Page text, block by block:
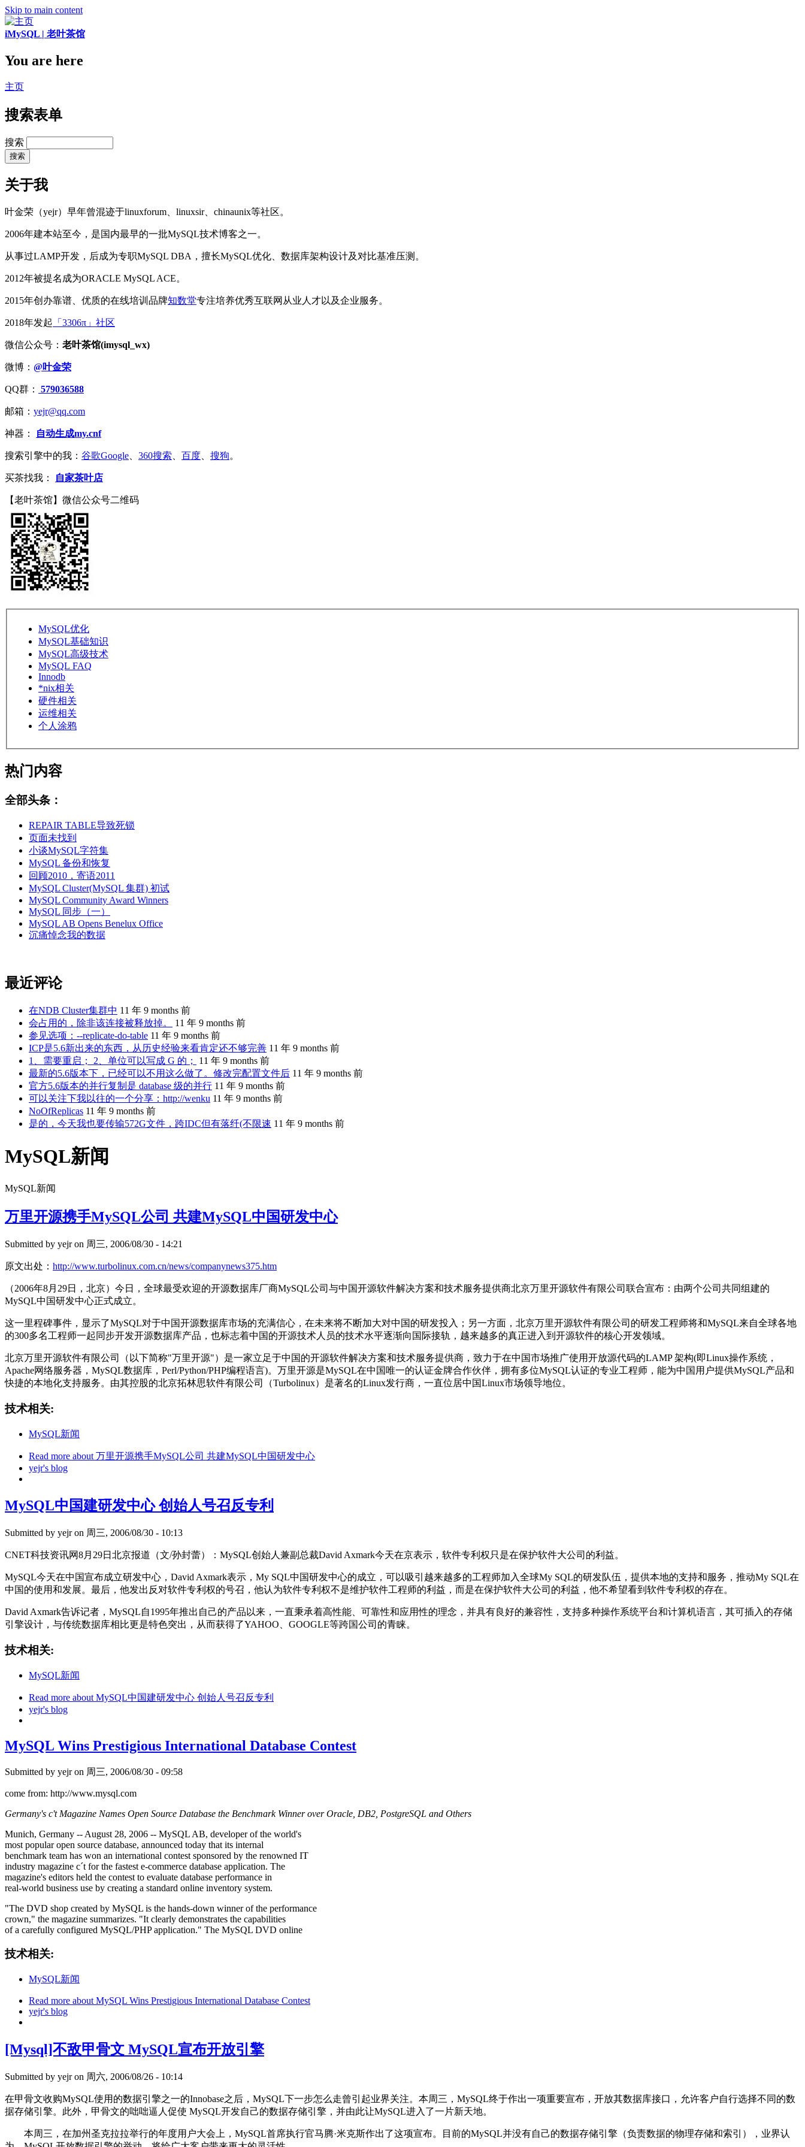
Skip to main content
iMySQL | 老叶茶馆
You are here
主页
搜索表单
搜索
关于我
叶金荣（yejr）早年曾混迹于linuxforum、linuxsir、chinaunix等社区。
2006年建本站至今，是国内最早的一批MySQL技术博客之一。
从事过LAMP开发，后成为专职MySQL DBA，擅长MySQL优化、数据库架构设计及对比基准压测。
2012年被提名成为ORACLE MySQL ACE。
2015年创办靠谱、优质的在线培训品牌知数堂专注培养优秀互联网从业人才以及企业服务。
2018年发起 「3306π」社区
微信公众号： 老叶茶馆(imysql_wx)
微博： @叶金荣
QQ群： 579036588
邮箱： yejr@qq.com
神器： 自动生成my.cnf
搜索引擎中的我： 谷歌Google、 360搜索、 百度、 搜狗。
买茶找我： 自家茶叶店
【老叶茶馆】微信公众号二维码
MySQL优化
MySQL基础知识
MySQL高级技术
MySQL FAQ
Innodb
*nix相关
硬件相关
运维相关
个人涂鸦
热门内容
全部头条：
REPAIR TABLE导致死锁
页面未找到
小谈MySQL字符集
MySQL 备份和恢复
回顾2010，寄语2011
MySQL Cluster(MySQL 集群) 初试
MySQL Community Award Winners
MySQL 同步（一）
MySQL AB Opens Benelux Office
沉痛悼念我的数据
最近评论
在NDB Cluster集群中 11 年 9 months 前
会占用的，除非该连接被释放掉。
11 年 9 months 前
参见选项：--replicate-do-table 11 年 9 months 前
ICP是5.6新出来的东西，从历史经验来看肯定还不够完善 11 年 9 months 前
1、需要重启； 2、单位可以写成 G 的；
11 年 9 months 前
最新的5.6版本下，已经可以不用这么做了。修改完配置文件后 11 年 9 months 前
官方5.6版本的并行复制是 database 级的并行 11 年 9 months 前
可以关注下我以往的一个分享：http://wenku 11 年 9 months 前
NoOfReplicas 11 年 9 months 前
是的，今天我也要传输572G文件，跨IDC但有落纤(不限速 11 年 9 months 前
MySQL新闻
MySQL新闻
万里开源携手MySQL公司 共建MySQL中国研发中心
Submitted by yejron 周三, 2006/08/30 - 14:21
原文出处： http://www.turbolinux.com.cn/news/companynews375.htm
（2006年8月29日，北京）今日，全球最受欢迎的开源数据库厂商MySQL公司与中国开源软件解决方案和技术服务提供商北京万里开源软件有限公司联合宣布：由两个公司共同组建的
MySQL中国研发中心正式成立。
这一里程碑事件，显示了MySQL对于中国开源数据库市场的充满信心，在未来将不断加大对中国的研发投入；另一方面，北京万里开源软件有限公司的研发工程师将和MySQL来自全球各地
的300多名工程师一起同步开发开源数据库产品，也标志着中国的开源技术人员的技术水平逐渐向国际接轨，越来越多的真正进入到开源软件的核心开发领域。
北京万里开源软件有限公司（以下简称"万里开源"）是一家立足于中国的开源软件解决方案和技术服务提供商，致力于在中国市场推广使用开放源代码的LAMP 架构(即Linux操作系统，
Apache网络服务器，MySQL数据库，Perl/Python/PHP编程语言)。万里开源是MySQL在中国唯一的认证金牌合作伙伴，拥有多位MySQL认证的专业工程师，能为中国用户提供MySQL产品和
快捷的本地化支持服务。由其控股的北京拓林思软件有限公司（Turbolinux）是著名的Linux发行商，一直位居中国Linux市场领导地位。
技术相关:
MySQL新闻
Read more about 万里开源携手MySQL公司 共建MySQL中国研发中心
yejr's blog
MySQL中国建研发中心 创始人号召反专利
Submitted by yejron 周三, 2006/08/30 - 10:13
CNET科技资讯网8月29日北京报道（文/孙封蕾）：MySQL创始人兼副总裁David Axmark今天在京表示，软件专利权只是在保护软件大公司的利益。
MySQL今天在中国宣布成立研发中心，David Axmark表示，My SQL中国研发中心的成立，可以吸引越来越多的工程师加入全球My SQL的研发队伍，提供本地的支持和服务，推动My SQL在
中国的使用和发展。最后，他发出反对软件专利权的号召，他认为软件专利权不是维护软件工程师的利益，而是在保护软件大公司的利益，他不希望看到软件专利权的存在。
David Axmark告诉记者，MySQL自1995年推出自己的产品以来，一直秉承着高性能、可靠性和应用性的理念，并具有良好的兼容性，支持多种操作系统平台和计算机语言，其可插入的存储
引擎设计，与传统数据库相比更是特色突出，从而获得了YAHOO、GOOGLE等跨国公司的青睐。
技术相关:
MySQL新闻
Read more about MySQL中国建研发中心 创始人号召反专利
yejr's blog
MySQL Wins Prestigious International Database Contest
Submitted by yejron 周三, 2006/08/30 - 09:58
come from: http://www.mysql.com
Germany's c't Magazine Names Open Source Database the Benchmark Winner over Oracle, DB2, PostgreSQL and Others
Munich, Germany -- August 28, 2006 -- MySQL AB, developer of the world's
most popular open source database, announced today that its internal
benchmark team has won an international contest sponsored by the renowned IT
industry magazine c´t for the fastest e-commerce database application. The
magazine's editors held the contest to evaluate database performance in
real-world business use by creating a standard online inventory system.
"The DVD shop created by MySQL is the hands-down winner of the performance
crown," the magazine summarizes. "It clearly demonstrates the capabilities
of a carefully configured MySQL/PHP application." The MySQL DVD online
技术相关:
MySQL新闻
Read more about MySQL Wins Prestigious International Database Contest
yejr's blog
[Mysql]不敌甲骨文 MySQL宣布开放引擎
Submitted by yejron 周六, 2006/08/26 - 10:14
在甲骨文收购MySQL使用的数据引擎之一的Innobase之后，MySQL下一步怎么走曾引起业界关注。本周三，MySQL终于作出一项重要宣布，开放其数据库接口，允许客户自行选择不同的数
据存储引擎。此外，甲骨文的咄咄逼人促使 MySQL开发自己的数据存储引擎，并由此让MySQL进入了一片新天地。
本周三，在加州圣克拉拉举行的年度用户大会上，MySQL首席执行官马腾·米克斯作出了这项宣布。目前的MySQL并没有自己的数据存储引擎（负责数据的物理存储和索引），业界认